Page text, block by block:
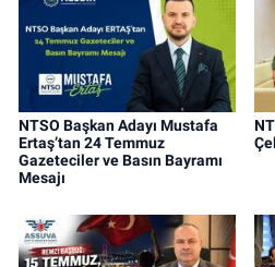
NTSO Başkan Adayı Mustafa
Ertaş’tan 24 Temmuz
Gazeteciler ve Basın Bayramı
Mesajı